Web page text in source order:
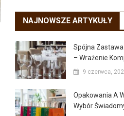
NAJNOWSZE ARTYKUŁY
Spójna
– Wrażenie
9 czerwca,
Opakowania A
Wybór